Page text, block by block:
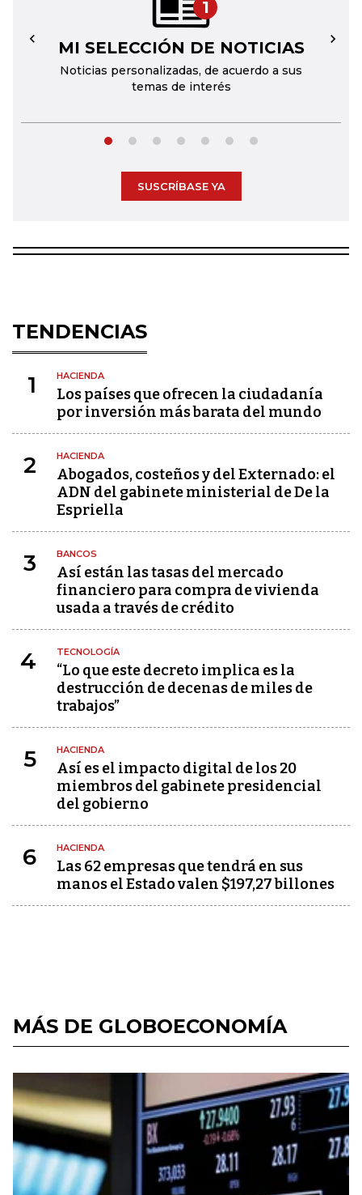
1
MI SELECCIÓN DE NOTICIAS
Noticias personalizadas, de acuerdo a sus
temas de interés
← →
SUSCRÍBASE YA
TENDENCIAS
1 HACIENDA
Los países que ofrecen la ciudadanía
por inversión más barata del mundo
2 HACIENDA
Abogados, costeños y del Externado: el
ADN del gabinete ministerial de De la
Espriella
3 BANCOS
Así están las tasas del mercado
financiero para compra de vivienda
usada a través de crédito
4 TECNOLOGÍA
“Lo que este decreto implica es la
destrucción de decenas de miles de
trabajos”
5 HACIENDA
Así es el impacto digital de los 20
miembros del gabinete presidencial
del gobierno
6 HACIENDA
Las 62 empresas que tendrá en sus
manos el Estado valen $197,27 billones
MÁS DE GLOBOECONOMÍA